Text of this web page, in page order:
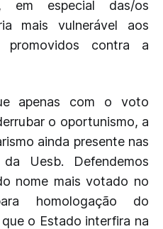
em especial das/os
mais vulnerável aos
promovidos contra a
apenas com o voto
o oportunismo, a
ainda presente nas
Uesb. Defendemos
nome mais votado no
homologação do
o Estado interfira na